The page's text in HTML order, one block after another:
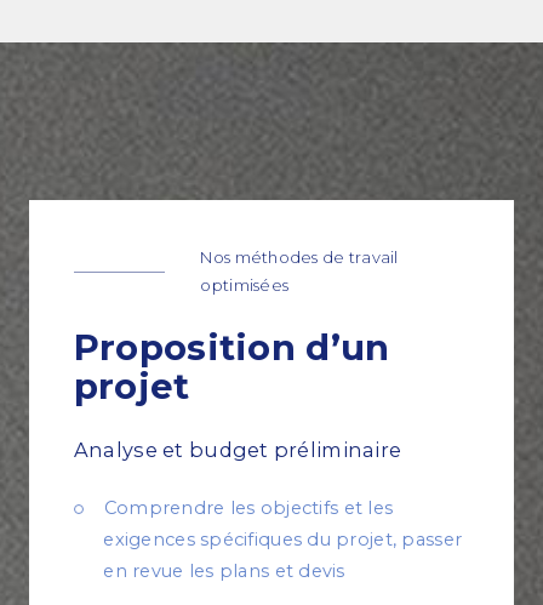
Érection de charpentes d’acier
Nos méthodes de travail
optimisées
Proposition d’un
projet
Analyse et budget préliminaire
Comprendre les objectifs et les
exigences spécifiques du projet, passer
en revue les plans et devis